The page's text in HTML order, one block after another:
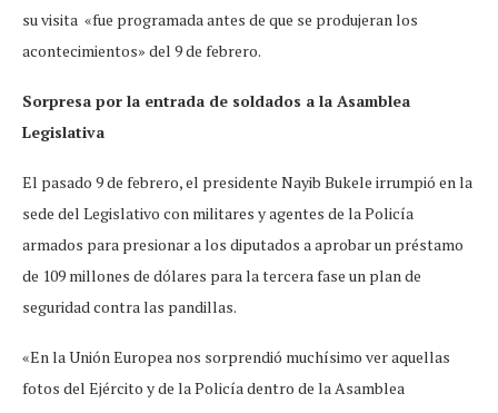
su visita «fue programada antes de que se produjeran los
acontecimientos» del 9 de febrero.
Sorpresa por la entrada de soldados a la Asamblea
Legislativa
El pasado 9 de febrero, el presidente Nayib Bukele irrumpió en la
sede del Legislativo con militares y agentes de la Policía
armados para presionar a los diputados a aprobar un préstamo
de 109 millones de dólares para la tercera fase un plan de
seguridad contra las pandillas.
«En la Unión Europea nos sorprendió muchísimo ver aquellas
fotos del Ejército y de la Policía dentro de la Asamblea